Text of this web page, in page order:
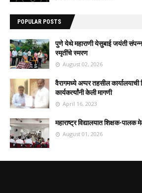
POPULAR POSTS
पुणे येथे महाराणी येसुबाई जयंती
स्मृतींचे स्मरण
August 02, 2026
वैरागमध्ये अप्पर तहसील कार्यालयाची
कार्यकर्त्यांनी केली मागणी
April 16, 2023
महाराष्ट्र विद्यालयात शिक्षक-पालक
August 01, 2026